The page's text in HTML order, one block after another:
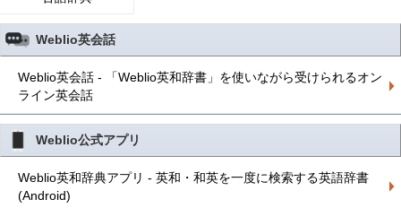
Weblio英会話
Weblio英会話 - 「Weblio英和辞書」を使いながら受けられるオン
ライン英会話
Weblio公式アプリ
Weblio英和辞典アプリ - 英和・和英を一度に検索する英語辞書
(Android)